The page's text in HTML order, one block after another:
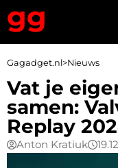
Gagadget.nl>Nieuws
Vat je
samen:
Replay
Anton Kratiuk